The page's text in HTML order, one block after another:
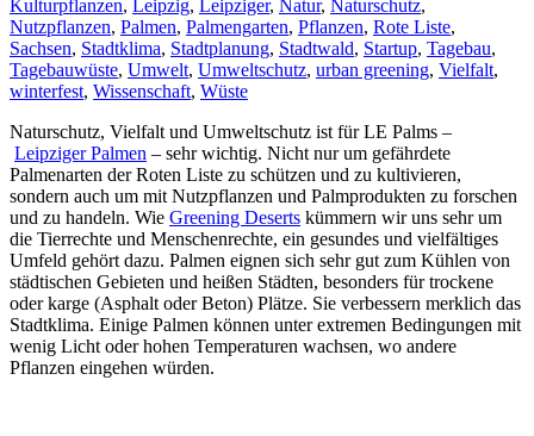
Kulturpflanzen, Leipzig, Leipziger, Natur, Naturschutz,
Nutzpflanzen, Palmen, Palmengarten, Pflanzen, Rote Liste,
Sachsen, Stadtklima, Stadtplanung, Stadtwald, Startup, Tagebau,
Tagebauwüste, Umwelt, Umweltschutz, urban greening, Vielfalt,
winterfest, Wissenschaft, Wüste
Naturschutz, Vielfalt und Umweltschutz ist für LE Palms –
Leipziger Palmen – sehr wichtig. Nicht nur um gefährdete
Palmenarten der Roten Liste zu schützen und zu kultivieren,
sondern auch um mit Nutzpflanzen und Palmprodukten zu forschen
und zu handeln. Wie Greening Deserts kümmern wir uns sehr um
die Tierrechte und Menschenrechte, ein gesundes und vielfältiges
Umfeld gehört dazu. Palmen eignen sich sehr gut zum Kühlen von
städtischen Gebieten und heißen Städten, besonders für trockene
oder karge (Asphalt oder Beton) Plätze. Sie verbessern merklich das
Stadtklima. Einige Palmen können unter extremen Bedingungen mit
wenig Licht oder hohen Temperaturen wachsen, wo andere
Pflanzen eingehen würden.